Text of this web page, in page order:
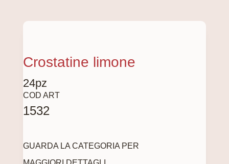
Crostatine limone
24pz
COD ART
1532
GUARDA LA CATEGORIA PER